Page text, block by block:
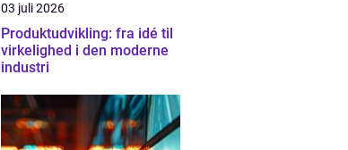
03 juli 2026
Produktudvikling: fra idé til
virkelighed i den moderne
industri